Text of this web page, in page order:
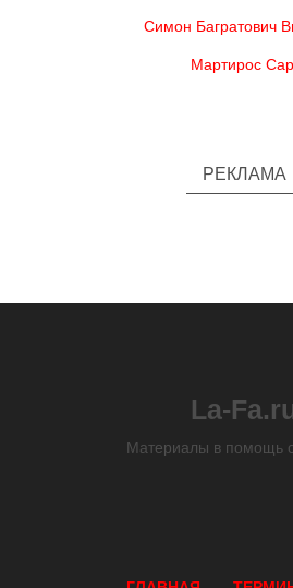
Симон Багратович
Мартирос
РЕКЛАМА
La-
Материалы в помощь